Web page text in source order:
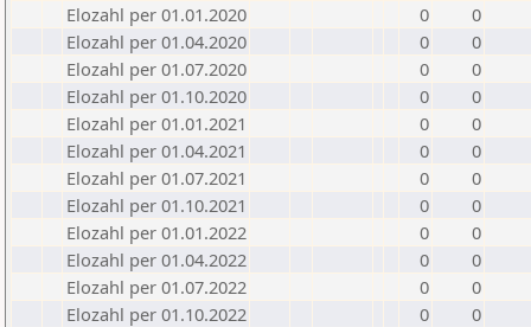
Elozahl per 01.01.2020
0
0
Elozahl per 01.04.2020
0
0
Elozahl per 01.07.2020
0
0
Elozahl per 01.10.2020
0
0
Elozahl per 01.01.2021
0
0
Elozahl per 01.04.2021
0
0
Elozahl per 01.07.2021
0
0
Elozahl per 01.10.2021
0
0
Elozahl per 01.01.2022
0
0
Elozahl per 01.04.2022
0
0
Elozahl per 01.07.2022
0
0
Elozahl per 01.10.2022
0
0